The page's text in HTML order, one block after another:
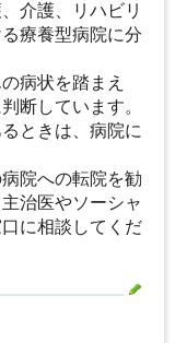
介護、リハビリ
療養型病院に分
病状を踏まえ
断しています。
ときは、病院に
院への転院を勧
治医やソーシャ
に相談してくだ